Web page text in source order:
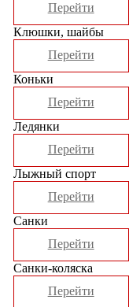
Перейти
Клюшки, шайбы
Перейти
Коньки
Перейти
Ледянки
Перейти
Лыжный спорт
Перейти
Санки
Перейти
Санки-коляска
Перейти